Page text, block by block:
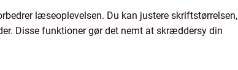
læseoplevelsen. Du kan justere skriftstørrelsen,
Disse funktioner gør det nemt at skræddersy din